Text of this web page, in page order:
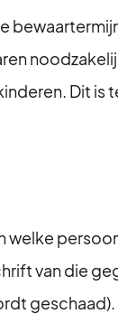
Dit
welke
van die
geschaad).